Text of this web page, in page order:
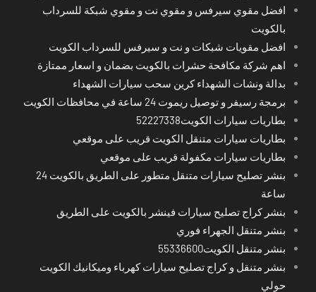
افضل مقوي سيرفس و مقوي نت و مقوي شبكة للسرداب
بالكويت
افضل مقويات شبكات و نت و سيرفس للسرداب الكويت
اهم شركة مكافحة حشرات بالكويت بضمان و اسعار ممتازة
بدالة ونشات الشهداء كرين سحب سيارات الشهداء
برمجة رسيفر و توصيل ريموت 24 ساعة في محافظات الكويت
بطاريات سيارات الكويت52227338
بطاريات سيارات متنقل الكويت قريب على موقعي
بطاريات سيارات مكفولة قريب على موقعي
بنشر تصليح سيارات متنقل متطور على الطريق بالكويت 24
ساعة
بنشر كراج تصليح سيارات فينشر بالكويت على الطريق
بنشر متنقل الجهراء فوري
بنشر متنقل الكويت55336600
بنشر متنقل و كراج تصليح سيارات كهرباء وميكانيك الكويت
حولي